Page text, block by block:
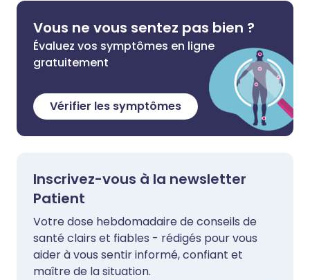
Vous ne vous sentez pas bien ?
Évaluez vos symptômes en ligne
gratuitement
Vérifier les symptômes
Inscrivez-vous à la newsletter
Patient
Votre dose hebdomadaire de conseils de
santé clairs et fiables - rédigés pour vous
aider à vous sentir informé, confiant et
maître de la situation.